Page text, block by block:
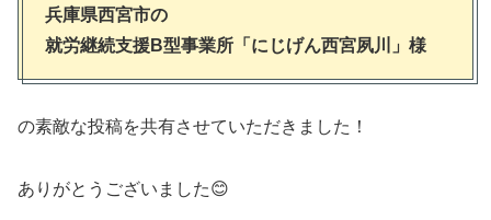
兵庫県西宮市の
就労継続支援B型事業所「にじげん西宮夙川」様
の素敵な投稿を共有させていただきました！
ありがとうございました😊